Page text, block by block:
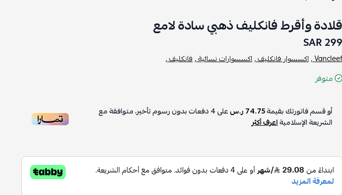
قلادة وأقرط فانكليف ذهبي سادة لامع
299 SAR
Vancleef , اكسسوار فانكليف ,اكسسوارات نسائية ,فانكليف ,
متوفر
أو قسم فاتورتك بقيمة74.75 ر.س على4دفعات بدون رسوم تأخير، متوافقة مع
الشريعة الإسلاميةاعرف أكثر